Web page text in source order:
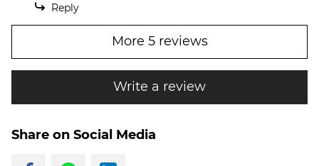
Reply
More 5 reviews
Write a review
Share on Social Media